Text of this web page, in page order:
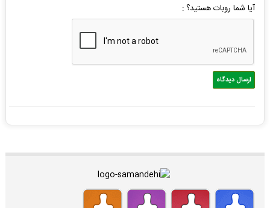
آیا شما روبات هستید؟ :